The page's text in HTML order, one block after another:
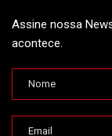
Assine nossa
acontece.